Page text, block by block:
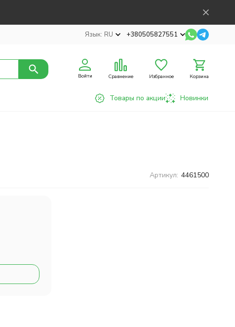
Язык: RU +380505827551
Войти Сравнение Избранное Корзина
Товары по акции Новинки
Артикул: 4461500